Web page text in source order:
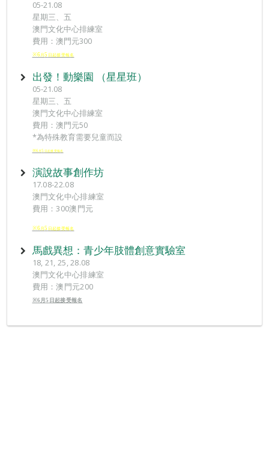
05-21.08
星期三、五
澳門文化中心排練室
費用：澳門元300
※6 月5 日起接受報名
出發！動樂園 （星星班）
05-21.08
星期三、五
澳門文化中心排練室
費用：澳門元50
*為特殊教育需要兒童而設
※6 月5 日起接受報名
演說故事創作坊
17.08-22.08
澳門文化中心排練室
費用：300澳門元
※6 月5 日起接受報名
馬戲異想：青少年肢體創意實驗室
18, 21, 25, 28.08
澳門文化中心排練室
費用：澳門元200
※6 月5 日 起接受報名